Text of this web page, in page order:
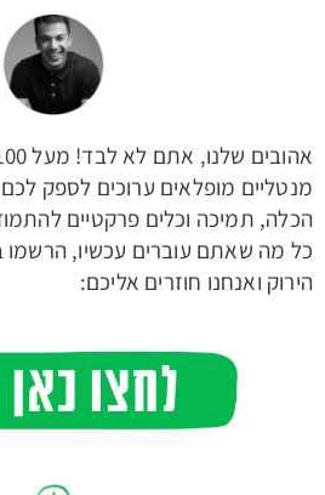
מנטליים מופלאים ערוכים לספק
הכלה, תמיכה וכלים פרקטיים
כל מה שאתם עוברים עכשיו, הרשמו
הירוק ואנחנו חוזרים אליכם: